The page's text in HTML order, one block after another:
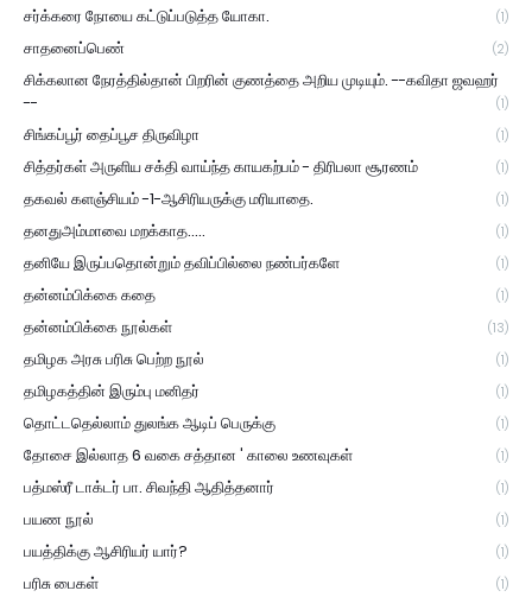
சர்க்கரை நோயை கட்டுப்படுத்த யோகா. (1)
சாதனைப்பெண் (2)
சிக்கலான நேரத்தில்தான் பிறரின் குணத்தை அறிய முடியும். --கவிதா ஜவஹர்
--
(1)
சிங்கப்பூர் தைப்பூச திருவிழா (1)
சித்தர்கள் அருளிய சக்தி வாய்ந்த காயகற்பம் - திரிபலா சூரணம் (1)
தகவல் களஞ்சியம் -1-ஆசிரியருக்கு மரியாதை. (1)
தனதுஅம்மாவை மறக்காத..... (1)
தனியே இருப்பதொன்றும் தவிப்பில்லை நண்பர்களே (1)
தன்னம்பிக்கை கதை (1)
தன்னம்பிக்கை நூல்கள் (13)
தமிழக அரசு பரிசு பெற்ற நூல் (1)
தமிழகத்தின் இரும்பு மனிதர் (1)
தொட்டதெல்லாம் துலங்க ஆடிப் பெருக்கு (1)
தோசை இல்லாத 6 வகை சத்தான ' காலை உணவுகள் (1)
பத்மஸ்ரீ டாக்டர் பா. சிவந்தி ஆதித்தனார் (1)
பயண நூல் (1)
பயத்திக்கு ஆசிரியர் யார்? (1)
பரிசு பைகள் (1)